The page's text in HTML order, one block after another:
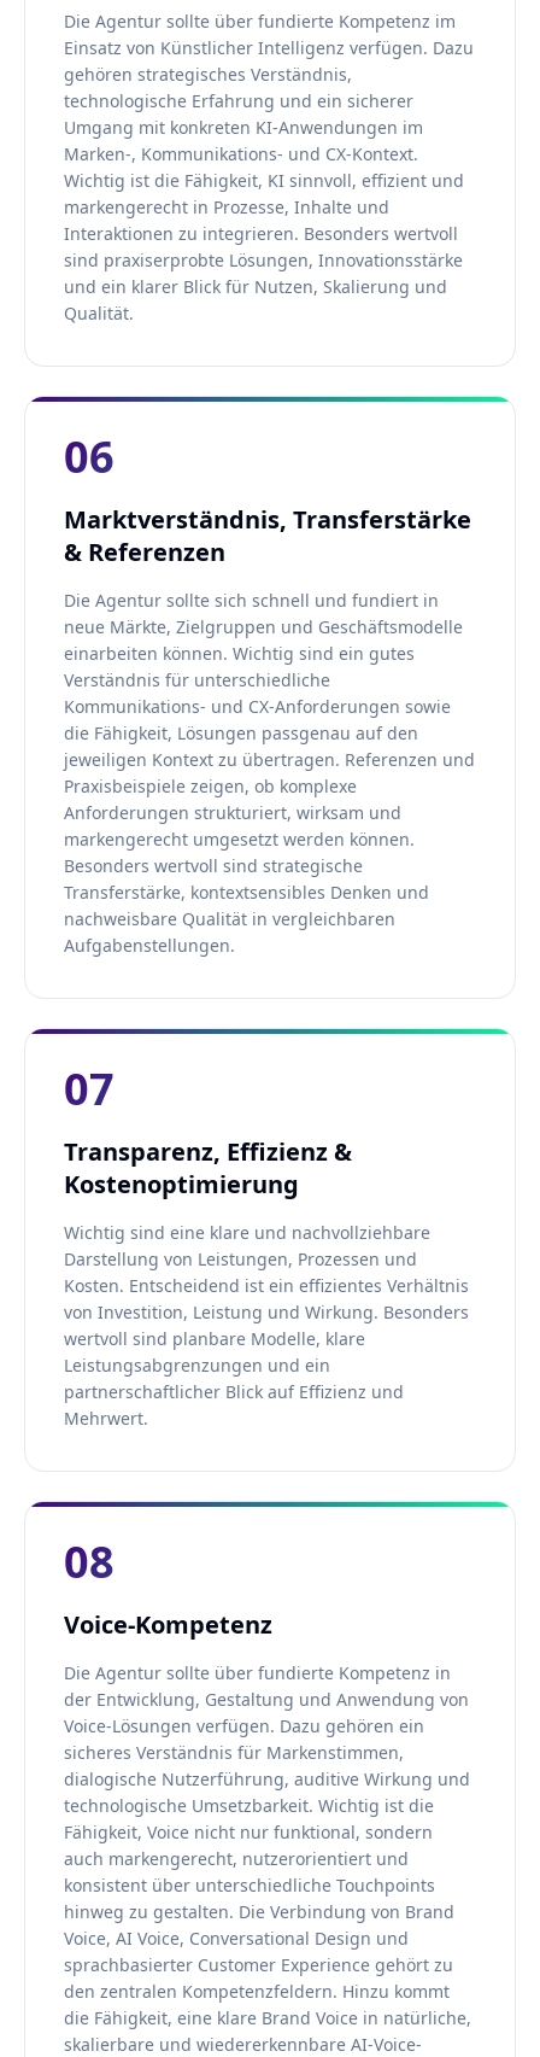
Die Agentur sollte über fundierte Kompetenz im
Einsatz von Künstlicher Intelligenz verfügen. Dazu
gehören strategisches Verständnis,
technologische Erfahrung und ein sicherer
Umgang mit konkreten KI-Anwendungen im
Marken-, Kommunikations- und CX-Kontext.
Wichtig ist die Fähigkeit, KI sinnvoll, effizient und
markengerecht in Prozesse, Inhalte und
Interaktionen zu integrieren. Besonders wertvoll
sind praxiserprobte Lösungen, Innovationsstärke
und ein klarer Blick für Nutzen, Skalierung und
Qualität.
06
Marktverständnis, Transferstärke
& Referenzen
Die Agentur sollte sich schnell und fundiert in
neue Märkte, Zielgruppen und Geschäftsmodelle
einarbeiten können. Wichtig sind ein gutes
Verständnis für unterschiedliche
Kommunikations- und CX-Anforderungen sowie
die Fähigkeit, Lösungen passgenau auf den
jeweiligen Kontext zu übertragen. Referenzen und
Praxisbeispiele zeigen, ob komplexe
Anforderungen strukturiert, wirksam und
markengerecht umgesetzt werden können.
Besonders wertvoll sind strategische
Transferstärke, kontextsensibles Denken und
nachweisbare Qualität in vergleichbaren
Aufgabenstellungen.
07
Transparenz, Effizienz &
Kostenoptimierung
Wichtig sind eine klare und nachvollziehbare
Darstellung von Leistungen, Prozessen und
Kosten. Entscheidend ist ein effizientes Verhältnis
von Investition, Leistung und Wirkung. Besonders
wertvoll sind planbare Modelle, klare
Leistungsabgrenzungen und ein
partnerschaftlicher Blick auf Effizienz und
Mehrwert.
08
Voice-Kompetenz
Die Agentur sollte über fundierte Kompetenz in
der Entwicklung, Gestaltung und Anwendung von
Voice-Lösungen verfügen. Dazu gehören ein
sicheres Verständnis für Markenstimmen,
dialogische Nutzerführung, auditive Wirkung und
technologische Umsetzbarkeit. Wichtig ist die
Fähigkeit, Voice nicht nur funktional, sondern
auch markengerecht, nutzerorientiert und
konsistent über unterschiedliche Touchpoints
hinweg zu gestalten. Die Verbindung von Brand
Voice, AI Voice, Conversational Design und
sprachbasierter Customer Experience gehört zu
den zentralen Kompetenzfeldern. Hinzu kommt
die Fähigkeit, eine klare Brand Voice in natürliche,
skalierbare und wiedererkennbare AI-Voice-